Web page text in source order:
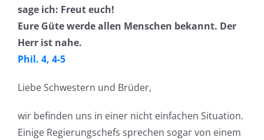
sage ich: Freut euch!
Eure Güte werde allen Menschen bekannt. Der
Herr ist nahe.
Phil. 4, 4-5
Liebe Schwestern und Brüder,
wir befinden uns in einer nicht einfachen Situation.
Einige Regierungschefs sprechen sogar von einem